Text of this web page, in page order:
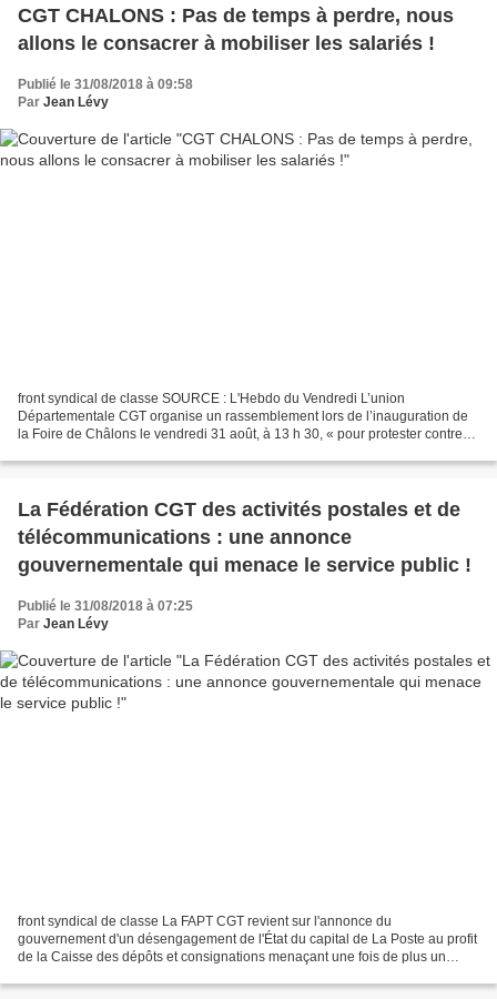
CGT CHALONS : Pas de temps à perdre, nous
allons le consacrer à mobiliser les salariés !
Publié le 31/08/2018 à 09:58
Par Jean Lévy
front syndical de classe SOURCE : L'Hebdo du Vendredi L’union
Départementale CGT organise un rassemblement lors de l’inauguration de
la Foire de Châlons le vendredi 31 août, à 13 h 30, « pour protester contre
La Fédération CGT des activités postales et de
télécommunications : une annonce
gouvernementale qui menace le service public !
Publié le 31/08/2018 à 07:25
Par Jean Lévy
front syndical de classe La FAPT CGT revient sur l'annonce du
gouvernement d'un désengagement de l'État du capital de La Poste au profit
de la Caisse des dépôts et consignations menaçant une fois de plus un